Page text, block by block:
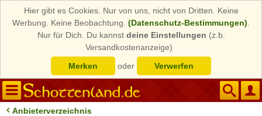
Hier gibt es Cookies. Nur von uns, nicht von Dritten. Keine
Werbung. Keine Beobachtung. (Datenschutz-Bestimmungen)
Nur für Dich. Du kannst deine Einstellungen (z.b.
Versandkostenanzeige)
Merken
oder Verwerfen
Anbieterverzeichnis